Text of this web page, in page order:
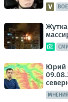
СМИ
Юрий
МНЕНИЯ